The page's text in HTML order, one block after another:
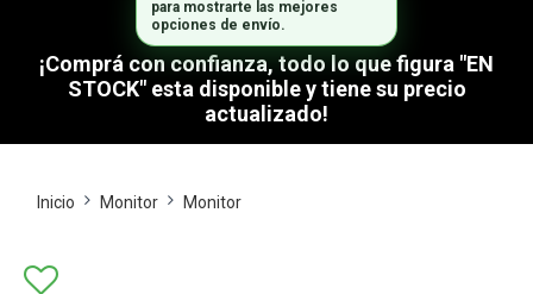
o mas!
¡Comprá con confianza, todo lo que figura "EN
STOCK" esta disponible y tiene su precio
actualizado!
Inicio Monitor Monitor
para mostrarte las mejores
opciones de envío.